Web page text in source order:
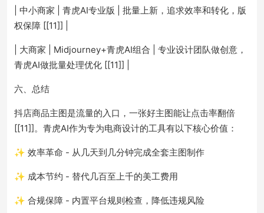
| 中小商家 | 青虎AI专业版 | 批量上新，追求效率和转化，版
权保障 [[11]] |
| 大商家 | Midjourney+青虎AI组合 | 专业设计团队做创意，
青虎AI做批量处理优化 [[11]] |
六、总结
抖店商品主图是流量的入口，一张好主图能让点击率翻倍
[[11]]。青虎AI作为专为电商设计的工具有以下核心价值：
✨ 效率革命 - 从几天到几分钟完成全套主图制作
✨ 成本节约 - 替代几百至上千的美工费用
✨ 合规保障 - 内置平台规则检查，降低违规风险